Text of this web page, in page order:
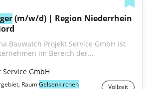
(m/w/d) | Region Niederrhein
Bauwatch Projekt Service GmbH ist
im Bereich der...
GmbH
RaumGelsenkirchen Vollzeit